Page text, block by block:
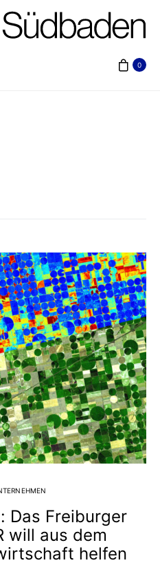
0
Das Freiburger
will aus dem
helfen